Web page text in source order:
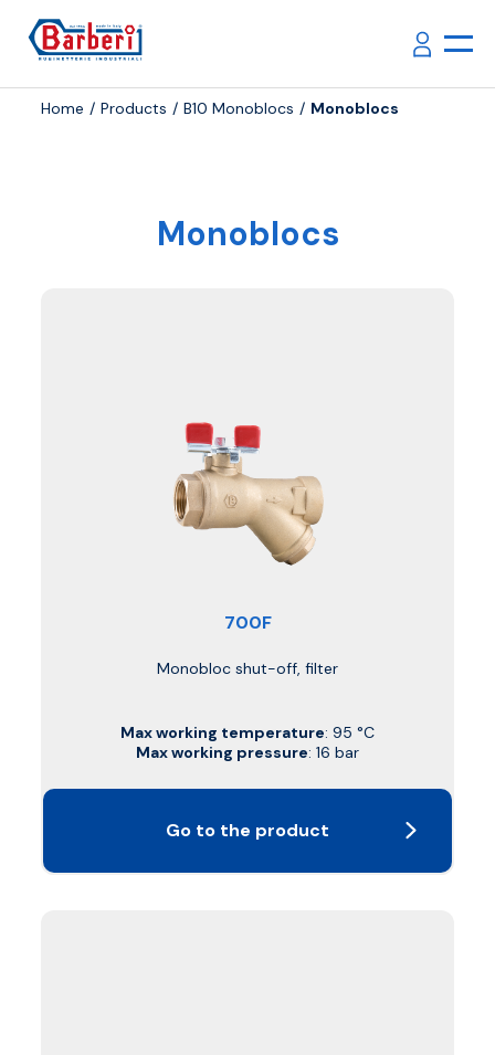
Home Products B10 Monoblocs Monoblocs
Monoblocs
700F
Monobloc shut-off, filter
Max working temperature: 95 °C
Max working pressure: 16 bar
Go to the product